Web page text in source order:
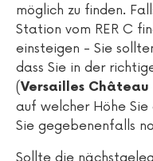
möglich zu finden.
Station vom RER C
einsteigen - Sie
dass Sie in der
(Versailles Château
auf welcher Höhe Sie
Sie gegebenenfalls
Sollte die